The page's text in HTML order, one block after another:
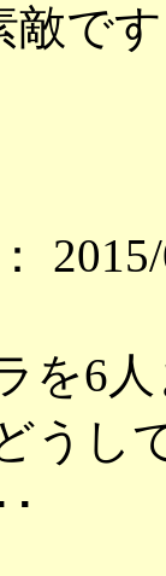
敵で
：
を6人
うし